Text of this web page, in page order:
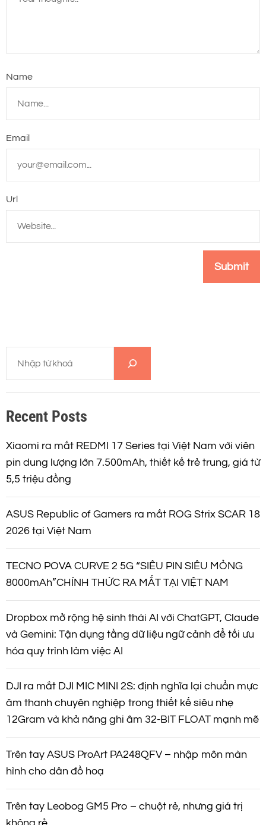
Name
Email
Url
m
i
m
Recent Posts
Xiaomi ra mắt REDMI 17 Series tại Việt Nam với viên
pin dung lượng lớn 7.500mAh, thiết kế trẻ trung, giá từ
5,5 triệu đồng
ASUS Republic of Gamers ra mắt ROG Strix SCAR 18
2026 tại Việt Nam
TECNO POVA CURVE 2 5G “SIÊU PIN SIÊU MỎNG
8000mAh”CHÍNH THỨC RA MẮT TẠI VIỆT NAM
Dropbox mở rộng hệ sinh thái AI với ChatGPT, Claude
và Gemini: Tận dụng tầng dữ liệu ngữ cảnh để tối ưu
hóa quy trình làm việc AI
DJI ra mắt DJI MIC MINI 2S: định nghĩa lại chuẩn mực
âm thanh chuyên nghiệp trong thiết kế siêu nhẹ
12Gram và khả năng ghi âm 32-BIT FLOAT mạnh mẽ
Trên tay ASUS ProArt PA248QFV – nhập môn màn
hình cho dân đồ hoạ
Trên tay Leobog GM5 Pro – chuột rẻ, nhưng giá trị